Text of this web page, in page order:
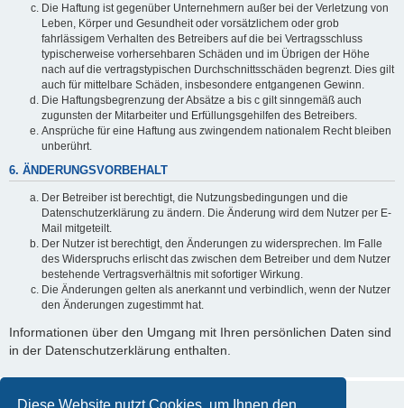
Diese Website nutzt Cookies, um Ihnen den
Die Haftung ist gegenüber Unternehmern außer bei der Verletzung von
Leben, Körper und Gesundheit oder vorsätzlichem oder grob
fahrlässigem Verhalten des Betreibers auf die bei Vertragsschluss
typischerweise vorhersehbaren Schäden und im Übrigen der Höhe
nach auf die vertragstypischen Durchschnittsschäden begrenzt. Dies gilt
auch für mittelbare Schäden, insbesondere entgangenen Gewinn.
Die Haftungsbegrenzung der Absätze a bis c gilt sinngemäß auch
zugunsten der Mitarbeiter und Erfüllungsgehilfen des Betreibers.
Ansprüche für eine Haftung aus zwingendem nationalem Recht bleiben
unberührt.
6. ÄNDERUNGSVORBEHALT
Der Betreiber ist berechtigt, die Nutzungsbedingungen und die
Datenschutzerklärung zu ändern. Die Änderung wird dem Nutzer per E-
Mail mitgeteilt.
Der Nutzer ist berechtigt, den Änderungen zu widersprechen. Im Falle
des Widerspruchs erlischt das zwischen dem Betreiber und dem Nutzer
bestehende Vertragsverhältnis mit sofortiger Wirkung.
Die Änderungen gelten als anerkannt und verbindlich, wenn der Nutzer
den Änderungen zugestimmt hat.
Informationen über den Umgang mit Ihren persönlichen Daten sind
in der Datenschutzerklärung enthalten.